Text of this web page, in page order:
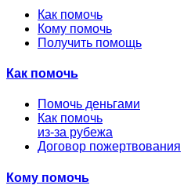
Как помочь
Кому помочь
Получить помощь
Как помочь
Помочь деньгами
Как помочь
из-за рубежа
Договор пожертвования
Кому помочь